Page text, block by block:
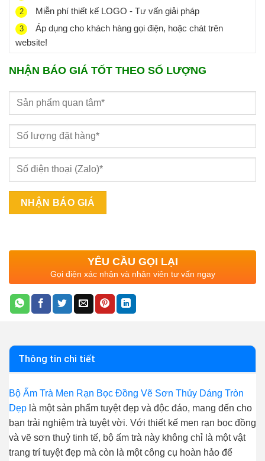
2 Miễn phí thiết kế LOGO - Tư vấn giải pháp
3
Áp dụng cho khách hàng gọi điện, hoặc chát trên
website!
NHẬN BÁO GIÁ TỐT THEO SỐ LƯỢNG
YÊU CẦU GỌI LẠI
Gọi điện xác nhận và nhân viên tư vấn ngay
Thông tin chi tiết
Bộ Ấm Trà Men Rạn Bọc Đồng Vẽ Sơn Thủy Dáng Tròn
Dẹp là một sản phẩm tuyệt đẹp và độc đáo, mang đến cho
bạn trải nghiệm trà tuyệt vời. Với thiết kế men rạn bọc đồng
và vẽ sơn thuỷ tinh tế, bộ ấm trà này không chỉ là một vật
trang trí tuyệt đẹp mà còn là một công cụ hoàn hảo để